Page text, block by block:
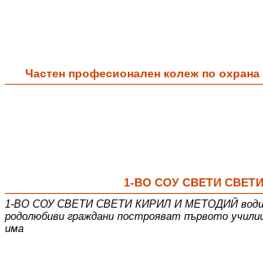
Частен професионален колеж по
1-ВО СОУ СВЕТИ
1-ВО СОУ СВЕТИ СВЕТИ КИРИЛ И МЕТОДИЙ води
родолюбиви граждани построяват първото
има